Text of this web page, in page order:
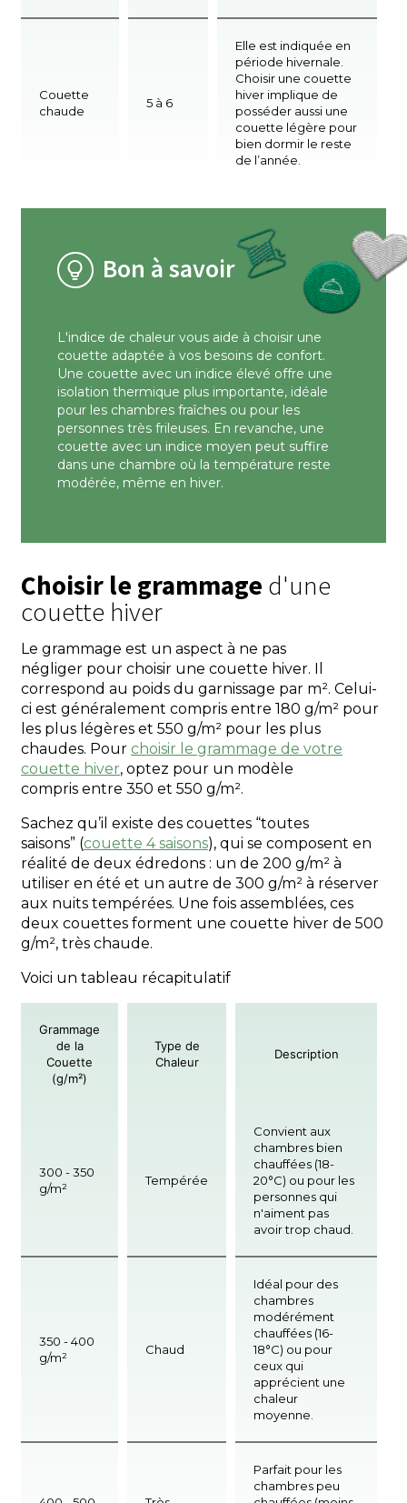
Couette
chaude
5 à 6
Elle est indiquée en
période hivernale.
Choisir une couette
hiver implique de
posséder aussi une
couette légère pour
bien dormir le reste
de l’année.
Bon à savoir
L'indice de chaleur vous aide à choisir une
couette adaptée à vos besoins de confort.
Une couette avec un indice élevé offre une
isolation thermique plus importante, idéale
pour les chambres fraîches ou pour les
personnes très frileuses. En revanche, une
couette avec un indice moyen peut suffire
dans une chambre où la température reste
modérée, même en hiver.
Choisir le grammage d'une
couette hiver
Le grammage est un aspect à ne pas
négliger pour choisir une couette hiver. Il
correspond au poids du garnissage par m². Celui-
ci est généralement compris entre 180 g/m² pour
les plus légères et 550 g/m² pour les plus
chaudes. Pour choisir le grammage de votre
couette hiver, optez pour un modèle
compris entre 350 et 550 g/m².
Sachez qu’il existe des couettes “toutes
saisons” (couette 4 saisons), qui se composent en
réalité de deux édredons : un de 200 g/m² à
utiliser en été et un autre de 300 g/m² à réserver
aux nuits tempérées. Une fois assemblées, ces
deux couettes forment une couette hiver de 500
g/m², très chaude.
Voici un tableau récapitulatif
Grammage
de la
Couette
(g/m²)
Type de
Chaleur
Description
300 - 350
g/m²
Tempérée
Convient aux
chambres bien
chauffées (18-
20°C) ou pour les
personnes qui
n'aiment pas
avoir trop chaud.
350 - 400
g/m²
Chaud
Idéal pour des
chambres
modérément
chauffées (16-
18°C) ou pour
ceux qui
apprécient une
chaleur
moyenne.
Parfait pour les
chambres peu